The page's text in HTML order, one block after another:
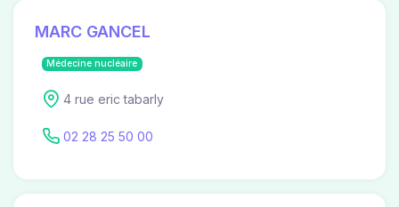
MARC GANCEL
Médecine nucléaire
4 rue eric tabarly
02 28 25 50 00